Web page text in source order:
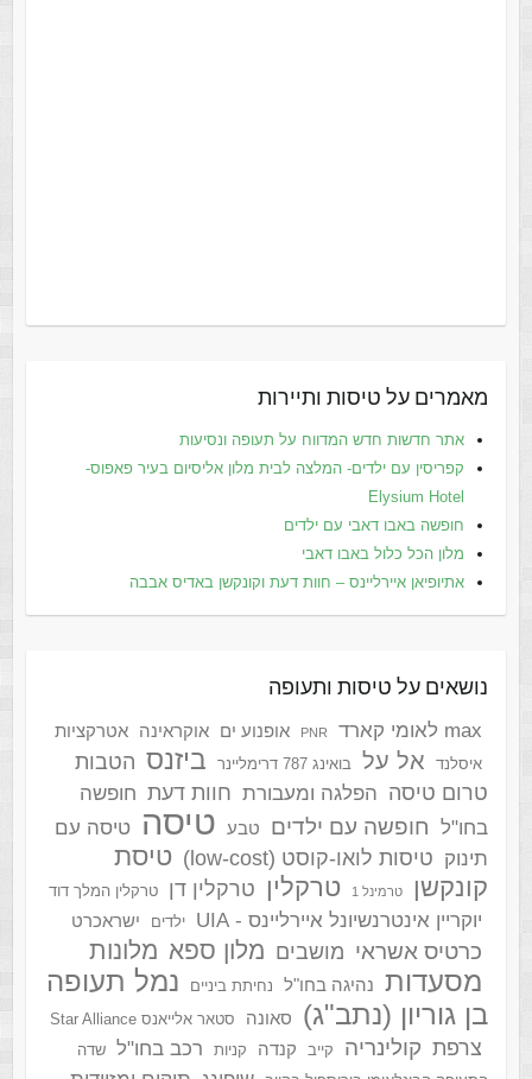
מאמרים על טיסות ותיירות
אתר חדשות חדש המדווח על תעופה ונסיעות
קפריסין עם ילדים- המלצה לבית מלון אליסיום בעיר פאפוס-
Elysium Hotel
חופשה באבו דאבי עם ילדים
מלון הכל כלול באבו דאבי
אתיופיאן איירליינס – חוות דעת וקונקשן באדיס אבבה
נושאים על טיסות ותעופה
max לאומי קארד PNR אופנוע ים אוקראינה אטרקציות
איסלנד אל על בואינג 787 דרימליינר ביזנס הטבות
טרום טיסה
הפלגה ומעבורת חוות דעת חופשה
בחו"ל
חופשה עם ילדים טבע טיסה
טיסה עם
תינוק
טיסות לואו-קוסט (low-cost)
טיסת
קונקשן
טרמינל 1 טרקלין טרקלין דן טרקלין המלך דוד
יוקריין אינטרנשיונל איירליינס - UIA ילדים ישראכרט
כרטיס אשראי מושבים מלון ספא מלונות
מסעדות נהיגה בחו"ל נחיתת ביניים
נמל תעופה
בן גוריון (נתב"ג)
סאונה סטאר אלייאנס Star Alliance
צרפת קולינריה קייב קנדה קניות רכב בחו"ל
שדה